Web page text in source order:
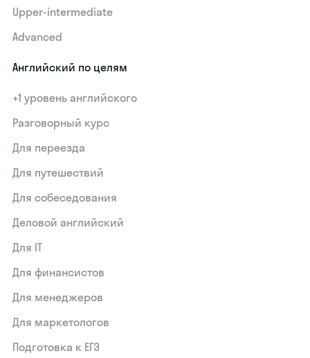
Upper-intermediate
Advanced
Английский по целям
+1 уровень английского
Разговорный курс
Для переезда
Для путешествий
Для собеседования
Деловой английский
Для IT
Для финансистов
Для менеджеров
Для маркетологов
Подготовка к ЕГЭ